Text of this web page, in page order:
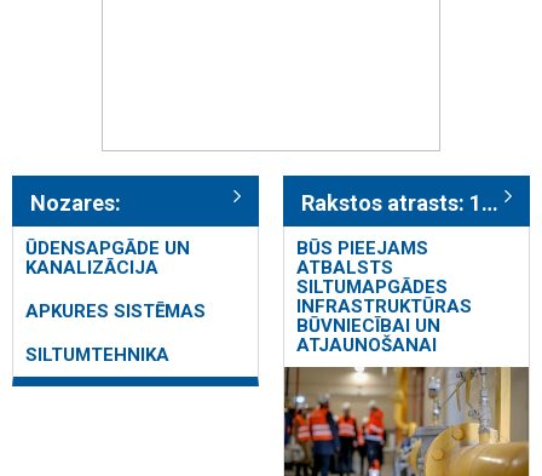
Nozares:
ŪDENSAPGĀDE UN
KANALIZĀCIJA
APKURES SISTĒMAS
SILTUMTEHNIKA
Rakstos atrasts: 135
BŪS PIEEJAMS
ATBALSTS
SILTUMAPGĀDES
INFRASTRUKTŪRAS
BŪVNIECĪBAI UN
ATJAUNOŠANAI